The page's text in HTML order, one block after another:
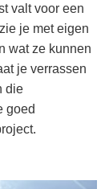
valt voor een
je met eigen
wat ze kunnen
je verrassen
die
goed